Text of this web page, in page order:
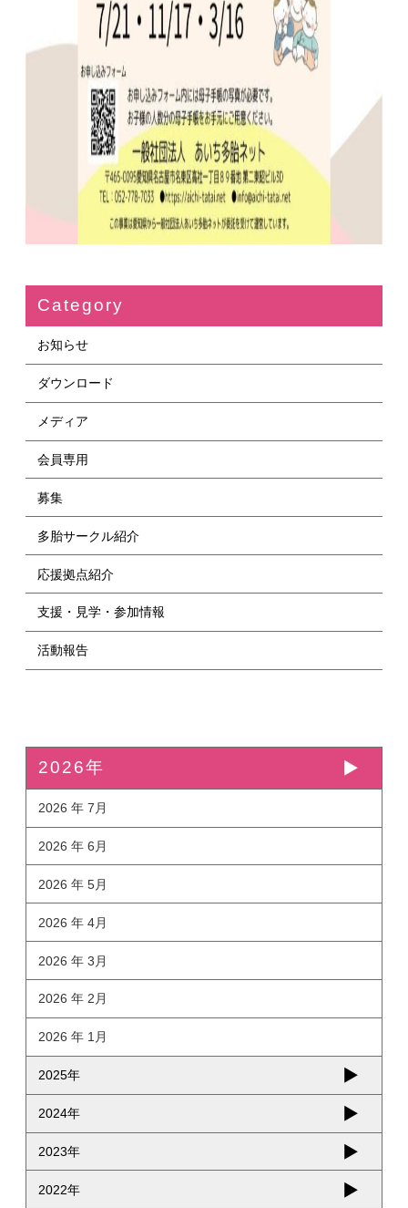
Category
お知らせ
ダウンロード
メディア
会員専用
募集
多胎サークル紹介
応援拠点紹介
支援・見学・参加情報
活動報告
2026年
2026 年 7月
2026 年 6月
2026 年 5月
2026 年 4月
2026 年 3月
2026 年 2月
2026 年 1月
2025年
2024年
2023年
2022年